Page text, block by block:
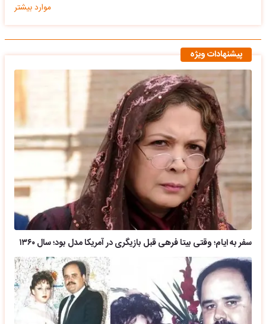
موارد بیشتر
پیشنهادات ویژه
سفر به ایام؛ وقتی بیتا فرهی قبل بازیگری در آمریکا مدل بود؛ سال ۱۳۶۰